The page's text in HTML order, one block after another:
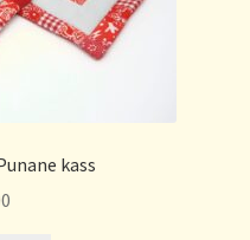
kass